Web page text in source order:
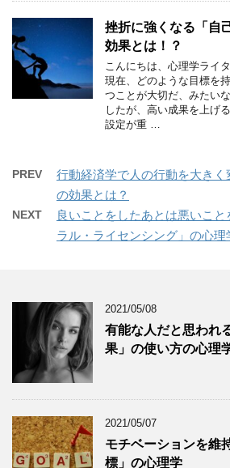
挫折に強くなる「自
効果とは！？
こんにちは、心理学ライ
現在、どのような目標を
つことが大切だ、みたい
したが、高い成果を上げ
設定が重 …
PREV
行動経済学で人の行動を大きく
の効果とは？
NEXT
良いことをしたあとは悪いこ
ラル・ライセンシング」の心理
2021/05/08
有能な人だと思われ
果」の使い方の心理
2021/05/07
モチベーションを維
標」の心理学